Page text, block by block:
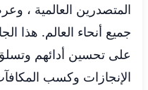
المتصدرين العالمية ،
جميع أنحاء العالم. هذا
على تحسين أدائهم
الإنجازات وكسب